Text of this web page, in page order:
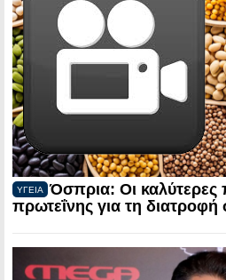
ΥΓΕΙΑ
Όσπρια: Οι καλύτερες
πρωτεΐνης για τη διατροφή